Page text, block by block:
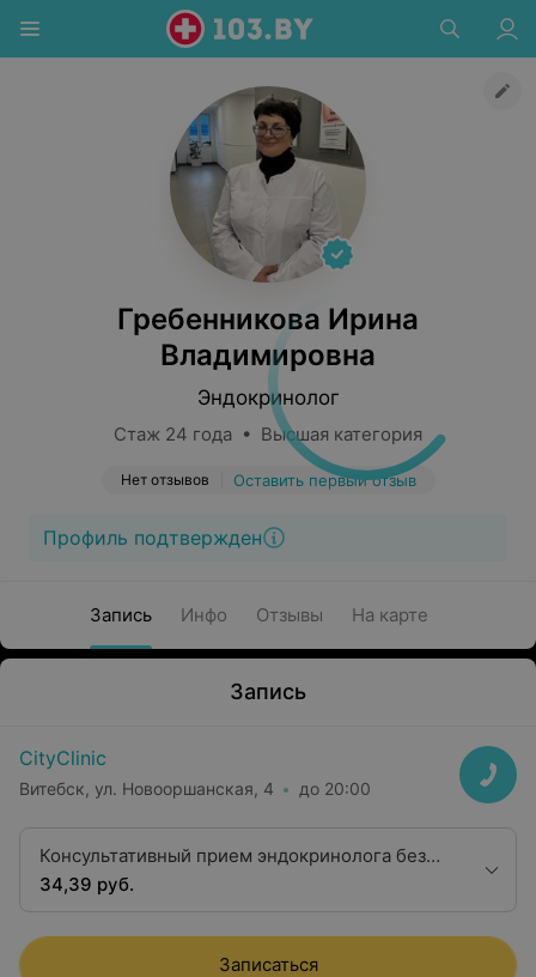
Гребенникова Ирина
Владимировна
Эндокринолог
Стаж 24 года • Высшая категория
Нет отзывов Оставить первый отзыв
Профиль подтвержден
Запись Инфо Отзывы На карте
Запись
CityClinic
Витебск, ул. Новооршанская, 4 до 20:00
Консультативный прием эндокринолога без
осмотра
34,39 руб.
Записаться